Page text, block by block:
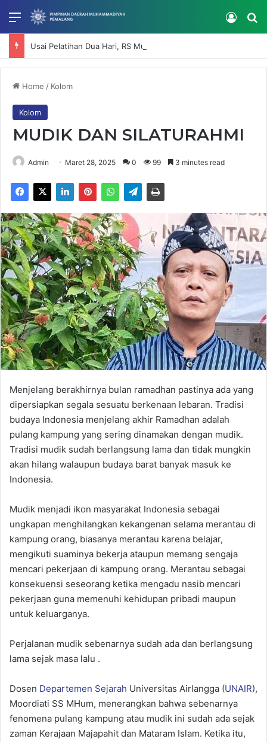
Menu Log In
Home / Kolom
Kolom
MUDIK DAN SILATURAHMI
Admin Maret 28, 2025 0 99 3 minutes read
Menjelang berakhirnya bulan ramadhan pastinya ada yang
dipersiapkan segala sesuatu berkenaan lebaran. Tradisi
budaya Indonesia menjelang akhir Ramadhan adalah
pulang kampung yang sering dinamakan dengan mudik.
Tradisi mudik sudah berlangsung lama dan tidak mungkin
akan hilang walaupun budaya barat banyak masuk ke
Indonesia.
Mudik menjadi ikon masyarakat Indonesia sebagai
ungkapan menghilangkan kekangenan selama merantau di
kampung orang, biasanya merantau karena belajar,
mengikuti suaminya bekerja ataupun memang sengaja
mencari pekerjaan di kampung orang. Merantau sebagai
konsekuensi seseorang ketika mengadu nasib mencari
pekerjaan guna memenuhi kehidupan pribadi maupun
untuk keluarganya.
Perjalanan mudik sebenarnya sudah ada dan berlangsung
lama sejak masa lalu .
Dosen Departemen Sejarah Universitas Airlangga (UNAIR),
Moordiati SS MHum, menerangkan bahwa sebenarnya
fenomena pulang kampung atau mudik ini sudah ada sejak
zaman Kerajaan Majapahit dan Mataram Islam. Ketika itu,